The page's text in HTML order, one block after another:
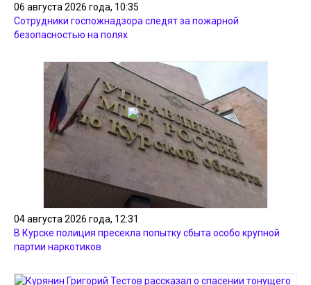
06 августа 2026 года, 10:35
Сотрудники госпожнадзора следят за пожарной
безопасностью на полях
04 августа 2026 года, 12:31
В Курске полиция пресекла попытку сбыта особо крупной
партии наркотиков